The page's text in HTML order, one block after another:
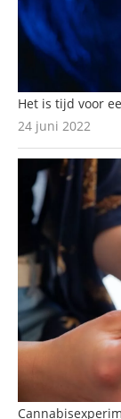
Het is tijd voor
24 juni 2022